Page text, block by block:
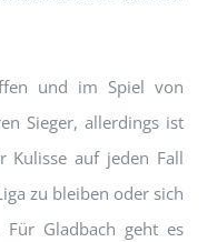
und im Spiel von
Sieger, allerdings ist
Kulisse auf jeden Fall
zu bleiben oder sich
Für Gladbach geht es